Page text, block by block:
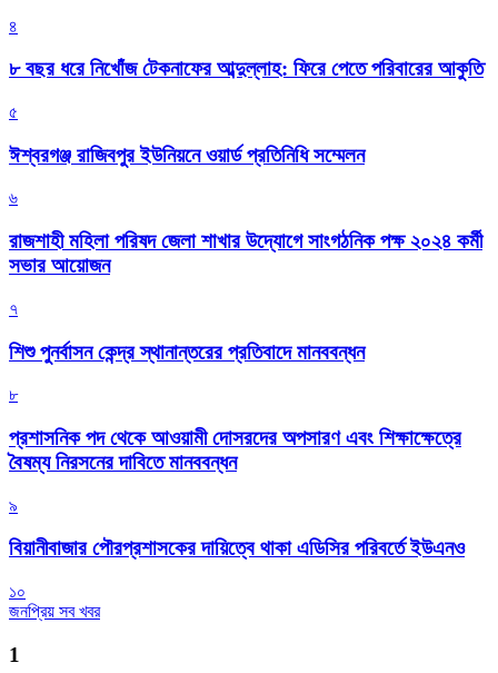
৪
৮ বছর ধরে নিখোঁজ টেকনাফের আব্দুল্লাহ: ফিরে পেতে পরিবারের আকুতি
৫
ঈশ্বরগঞ্জ রাজিবপুর ইউনিয়নে ওয়ার্ড প্রতিনিধি সম্মেলন
৬
রাজশাহী মহিলা পরিষদ জেলা শাখার উদ্যোগে সাংগঠনিক পক্ষ ২০২৪ কর্মী
সভার আয়োজন
৭
শিশু পুনর্বাসন কেন্দ্র স্থানান্তরের প্রতিবাদে মানববন্ধন
৮
প্রশাসনিক পদ থেকে আওয়ামী দোসরদের অপসারণ এবং শিক্ষাক্ষেত্রে
বৈষম্য নিরসনের দাবিতে মানববন্ধন
৯
বিয়ানীবাজার পৌরপ্রশাসকের দায়িত্বে থাকা এডিসির পরিবর্তে ইউএনও
১০
জনপ্রিয় সব খবর
1